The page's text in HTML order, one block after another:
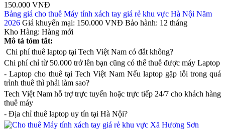
150.000 VNĐ
Bảng giá cho thuê Máy tính xách tay giá rẻ khu vực Hà Nội Năm
2026 Giá khuyến mại: 150.000 VNĐ Bảo hành: 12 tháng
Kho Hàng: Hàng mới
Mô tả tóm tắt:
Chi phí thuê laptop tại Tech Việt Nam có đắt không?
Chi phí chỉ từ 50.000 trở lên bạn cũng có thể thuê được máy Laptop
- Laptop cho thuê tại Tech Việt Nam Nếu laptop gặp lỗi trong quá
trình thuê thì phải làm sao?
Tech Việt Nam hỗ trợ trực tuyến hoặc trực tiếp 24/7 cho khách hàng
thuê máy
- Địa chỉ thuê laptop uy tín tại Hà Nội?